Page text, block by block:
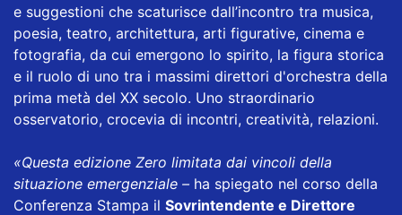
e suggestioni che scaturisce dall’incontro tra musica,
poesia, teatro, architettura, arti figurative, cinema e
fotografia, da cui emergono lo spirito, la figura storica
e il ruolo di uno tra i massimi direttori d'orchestra della
prima metà del XX secolo. Uno straordinario
osservatorio, crocevia di incontri, creatività, relazioni.
«Questa edizione Zero limitata dai vincoli della
situazione emergenziale – ha spiegato nel corso della
Conferenza Stampa il Sovrintendente e Direttore